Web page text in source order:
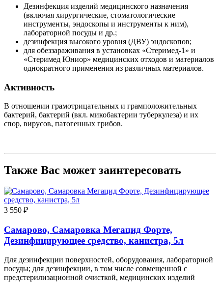
Дезинфекция изделий медицинского назначения
(включая хирургические, стоматологические
инструменты, эндоскопы и инструменты к ним),
лабораторной посуды и др.;
дезинфекция высокого уровня (ДВУ) эндоскопов;
для обеззараживания в установках «Стеримед-1» и
«Стеримед Юниор» медицинских отходов и материалов
однократного применения из различных материалов.
Активность
В отношении грамотрицательных и грамположительных
бактерий, бактерий (вкл. микобактерии туберкулеза) и их
спор, вирусов, патогенных грибов.
Также Вас может заинтересовать
3 550 ₽
Самарово, Самаровка Мегацид Форте,
Дезинфицирующее средство, канистра, 5л
Для дезинфекции поверхностей, оборудования, лабораторной
посуды; для дезинфекции, в том числе совмещенной с
предстерилизационной очисткой, медицинских изделий